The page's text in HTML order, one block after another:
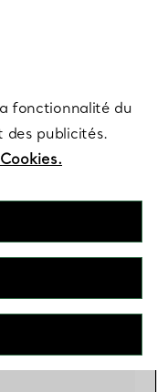
FILTRES
fonctionnalité du
des publicités.